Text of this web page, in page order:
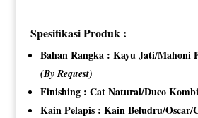
Spesifikasi Produk :
Bahan Rangka : Kayu Jati/Mahoni
(By Request)
Finishing : Cat Natural/Duco
Kain Pelapis : Kain Beludru/Oscar/